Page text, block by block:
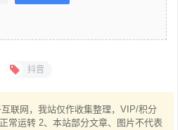
抖音
联网，我站仅作收集整理，VIP/积分
常运转 2、本站部分文章、图片不代表